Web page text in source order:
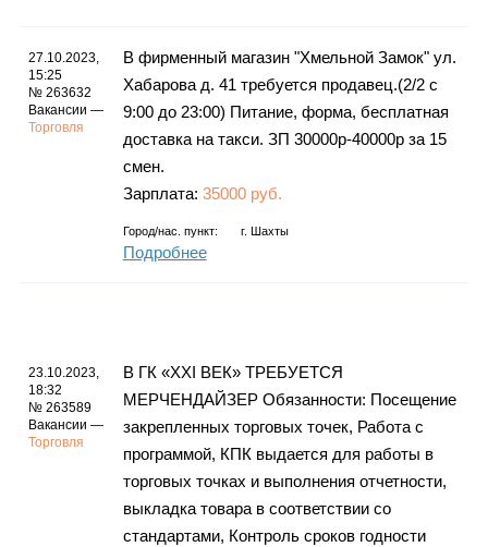
27.10.2023,
15:25
№ 263632
Вакансии —
Торговля
В фирменный магазин "Хмельной Замок" ул.
Хабарова д. 41 требуется продавец.(2/2 c
9:00 дo 23:00) Питание, форма, бесплатная
доставка на такси. ЗП 30000р-40000р за 15
смен.
Зарплата: 35000 руб.
Город/нас. пункт: г. Шахты
Подробнее
23.10.2023,
18:32
№ 263589
Вакансии —
Торговля
В ГК «XXI ВЕК» ТРЕБУЕТСЯ
МЕРЧЕНДАЙЗЕР Обязанности: Посещение
закрепленных торговых точек, Работа с
программой, КПК выдается для работы в
торговых точках и выполнения отчетности,
выкладка товара в соответствии со
стандартами, Контроль сроков годности